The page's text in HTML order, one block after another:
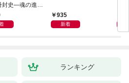
封史―魂の進化
935
新着
ランキング